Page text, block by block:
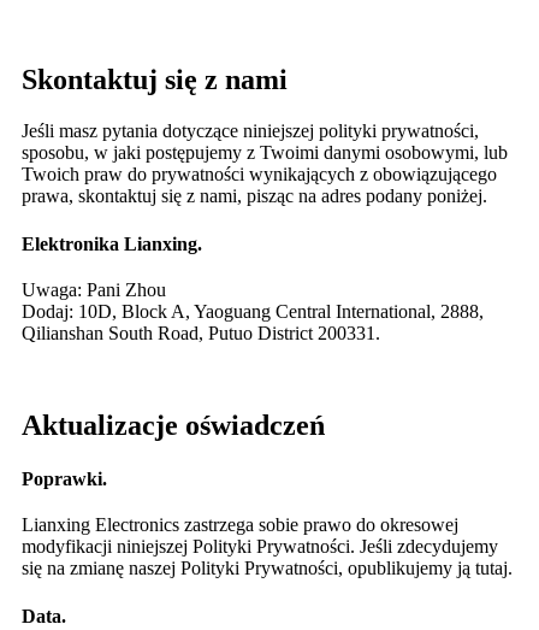
Skontaktuj się z nami
Jeśli masz pytania dotyczące niniejszej polityki prywatności,
sposobu, w jaki postępujemy z Twoimi danymi osobowymi, lub
Twoich praw do prywatności wynikających z obowiązującego
prawa, skontaktuj się z nami, pisząc na adres podany poniżej.
Elektronika Lianxing.
Uwaga: Pani Zhou
Dodaj: 10D, Block A, Yaoguang Central International, 2888,
Qilianshan South Road, Putuo District 200331.
Aktualizacje oświadczeń
Poprawki.
Lianxing Electronics zastrzega sobie prawo do okresowej
modyfikacji niniejszej Polityki Prywatności. Jeśli zdecydujemy
się na zmianę naszej Polityki Prywatności, opublikujemy ją tutaj.
Data.